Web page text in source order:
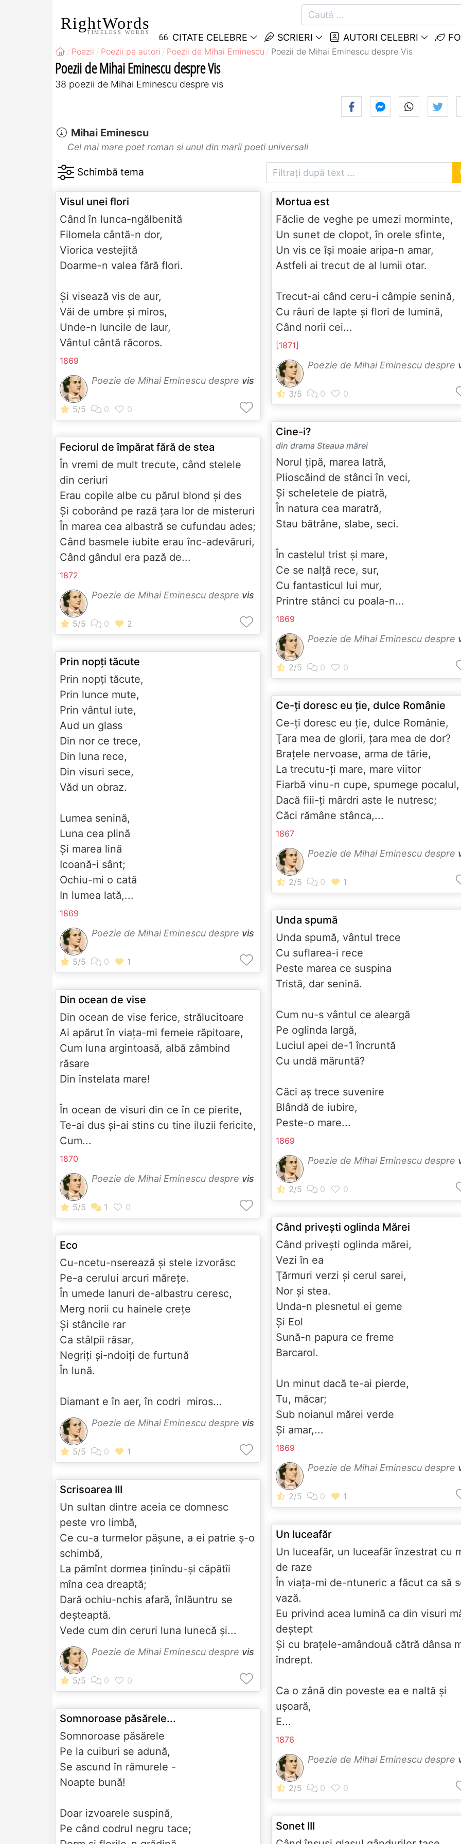
RightWords
TIMELESS WORDS CITATE CELEBRE SCRIERI AUTORI CELEBRI
Poezii Poezii pe autori Poezii de Mihai Eminescu Poezii de Mihai Eminescu despre Vis
Poezii de Mihai Eminescu despre Vis
38 poezii de Mihai Eminescu despre vis
Mihai Eminescu
Cel mai mare poet roman si unul din marii poeti universali
Visul unei flori
Când în lunca-ngălbenită
Filomela cântă-n dor,
Viorica vestejită
Doarme-n valea fără flori.
Şi visează vis de aur,
Văi de umbre şi miros,
Unde-n luncile de laur,
Vântul cântă răcoros.
1869
Poezie de Mihai Eminescu despre vis
Feciorul de împărat fără de stea
În vremi de mult trecute, când stelele
din ceriuri
Erau copile albe cu părul blond şi des
Şi coborând pe rază ţara lor de misteruri
În marea cea albastră se cufundau ades;
Când basmele iubite erau înc-adevăruri,
Când gândul era pază de...
1872
Poezie de Mihai Eminescu despre vis
Prin nopţi tăcute
Prin nopţi tăcute,
Prin lunce mute,
Prin vântul iute,
Aud un glass
Din nor ce trece,
Din luna rece,
Din visuri sece,
Văd un obraz.
Lumea senină,
Luna cea plină
Şi marea lină
Icoană-i sânt;
Ochiu-mi o cată
In lumea lată,...
1869
Poezie de Mihai Eminescu despre vis
Din ocean de vise
Din ocean de vise ferice, strălucitoare
Ai apărut în viaţa-mi femeie răpitoare,
Cum luna argintoasă, albă zâmbind
răsare
Din înstelata mare!
În ocean de visuri din ce în ce pierite,
Te-ai dus şi-ai stins cu tine iluzii fericite,
Cum...
1870
Poezie de Mihai Eminescu despre vis
Eco
Cu-ncetu-nserează și stele izvorăsc
Pe-a cerului arcuri mărețe.
În umede lanuri de-albastru ceresc,
Merg norii cu hainele crețe
Și stâncile rar
Ca stâlpii răsar,
Negriți și-ndoiți de furtună
În lună.
Diamant e în aer, în codri ­ miros...
Poezie de Mihai Eminescu despre vis
Scrisoarea III
Un sultan dintre aceia ce domnesc
peste vro limbă,
Ce cu-a turmelor pășune, a ei patrie ș-o
schimbă,
La pămînt dormea ținîndu-și căpătîi
mîna cea dreaptă;
Dară ochiu-nchis afară, înlăuntru se
deșteaptă.
Vede cum din ceruri luna lunecă și...
Poezie de Mihai Eminescu despre vis
Somnoroase păsărele...
Somnoroase păsărele
Pe la cuiburi se adună,
Se ascund în rămurele -
Noapte bună!
Doar izvoarele suspină,
Pe când codrul negru tace;
Mortua est
Făclie de veghe pe umezi morminte,
Un sunet de clopot, în orele sfinte,
Un vis ce îşi moaie aripa-n amar,
Astfeli ai trecut de al lumii otar.
Trecut-ai când ceru-i câmpie senină,
Cu râuri de lapte şi flori de lumină,
Când norii cei...
[1871]
Poezie de Mihai Eminescu despre
Cine-i?
din drama Steaua mărei
Norul ţipă, marea latră,
Plioscăind de stânci în veci,
Şi scheletele de piatră,
În natura cea maratră,
Stau bătrâne, slabe, seci.
În castelul trist şi mare,
Ce se nalţă rece, sur,
Cu fantasticul lui mur,
Printre stânci cu poala-n...
1869
Poezie de Mihai Eminescu despre
Ce-ţi doresc eu ţie, dulce Românie
Ce-ţi doresc eu ţie, dulce Românie,
Ţara mea de glorii, ţara mea de dor?
Braţele nervoase, arma de tărie,
La trecutu-ţi mare, mare viitor
Fiarbă vinu-n cupe, spumege
Dacă fiii-ţi mârdri aste le nutresc;
Căci rămâne stânca,...
1867
Poezie de Mihai Eminescu despre
Unda spumă
Unda spumă, vântul trece
Cu suflarea-i rece
Peste marea ce suspina
Tristă, dar senină.
Cum nu-s vântul ce aleargă
Pe oglinda largă,
Luciul apei de-1 încruntă
Cu undă măruntă?
Căci aş trece suvenire
Blândă de iubire,
Peste-o mare...
1869
Poezie de Mihai Eminescu despre
Când priveşti oglinda Mărei
Când priveşti oglinda mărei,
Vezi în ea
Ţărmuri verzi şi cerul sarei,
Nor şi stea.
Unda-n plesnetul ei geme
Şi Eol
Sună-n papura ce freme
Barcarol.
Un minut dacă te-ai pierde,
Tu, măcar;
Sub noianul mărei verde
Şi amar,...
1869
Poezie de Mihai Eminescu despre
Un luceafăr
Un luceafăr, un luceafăr înzestrat cu
de raze
În viaţa-mi de-ntuneric a făcut ca să
vază.
Eu privind acea lumină ca din visuri
deştept
Şi cu braţele-amândouă cătră dânsa
îndrept.
Ca o zână din poveste ea e naltă şi
uşoară,
E...
1876
Poezie de Mihai Eminescu despre
Sonet III